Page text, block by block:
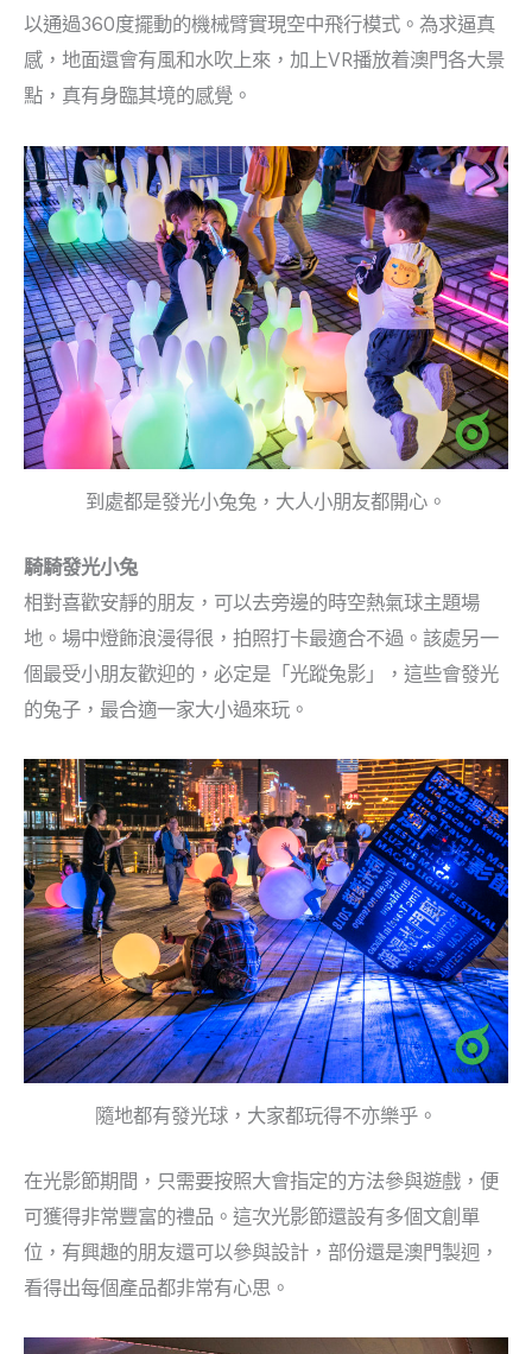
以通過360度擺動的機械臂實現空中飛行模式。為求逼真
感，地面還會有風和水吹上來，加上VR播放着澳門各大景
點，真有身臨其境的感覺。
到處都是發光小兔兔，大人小朋友都開心。
騎騎發光小兔
相對喜歡安靜的朋友，可以去旁邊的時空熱氣球主題場
地。場中燈飾浪漫得很，拍照打卡最適合不過。該處另一
個最受小朋友歡迎的，必定是「光蹤兔影」，這些會發光
的兔子，最合適一家大小過來玩。
隨地都有發光球，大家都玩得不亦樂乎。
在光影節期間，只需要按照大會指定的方法參與遊戲，便
可獲得非常豐富的禮品。這次光影節還設有多個文創單
位，有興趣的朋友還可以參與設計，部份還是澳門製迥，
看得出每個產品都非常有心思。